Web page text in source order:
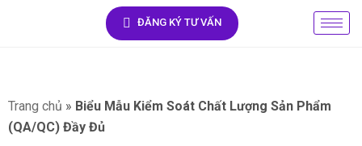
ĐĂNG KÝ TƯ VẤN
Trang chủ » Biểu Mẫu Kiểm Soát Chất Lượng Sản Phẩm
(QA/QC) Đầy Đủ